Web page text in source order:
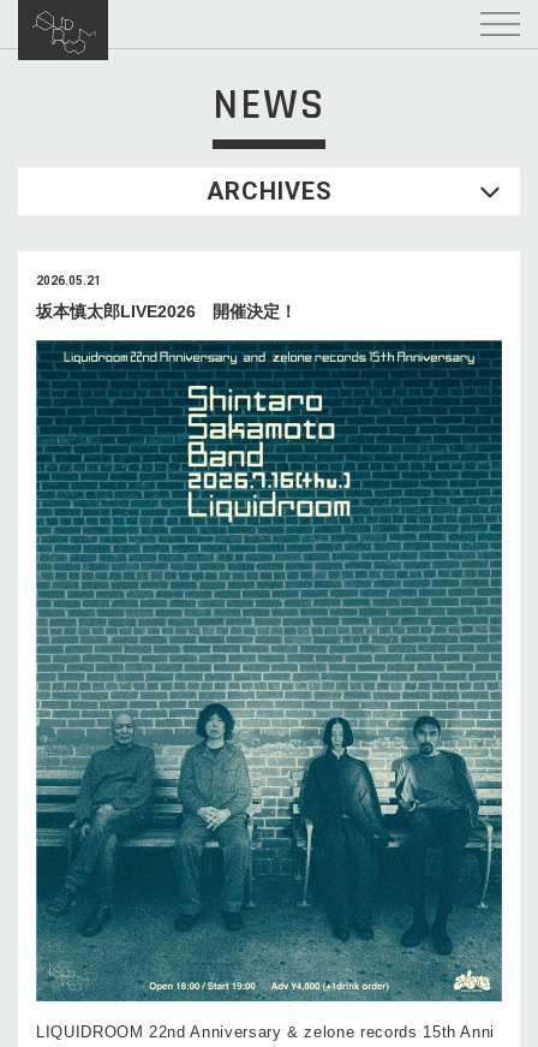
NEWS
ARCHIVES
2026.05.21
坂本慎太郎LIVE2026 開催決定！
LIQUIDROOM 22nd Anniversary & zelone records 15th Anni